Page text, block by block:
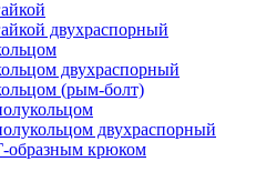
двухраспорный
двухраспорный
(рым-болт)
двухраспорный
образным крюком